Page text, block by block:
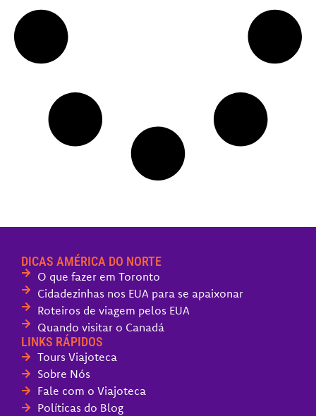
DICAS AMÉRICA DO NORTE
O que fazer em Toronto
Cidadezinhas nos EUA para se apaixonar
Roteiros de viagem pelos EUA
Quando visitar o Canadá
LINKS RÁPIDOS
Tours Viajoteca
Sobre Nós
Fale com o Viajoteca
Políticas do Blog